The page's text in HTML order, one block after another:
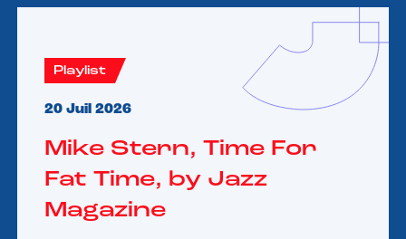
Playlist
20 Juil 2026
Mike Stern, Time For
Fat Time, by Jazz
Magazine